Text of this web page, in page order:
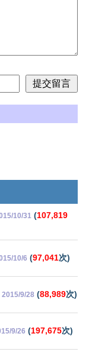
10/31 (107,819
10/6 (97,041次)
2015/9/28 (88,989次)
9/26 (197,675次)